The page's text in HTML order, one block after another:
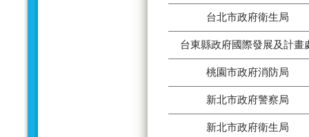
台北市政府衛生局
台東縣政府國際發展及計畫
桃園市政府消防局
新北市政府警察局
新北市政府衛生局